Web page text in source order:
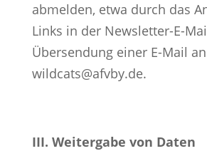
abmelden, etwa durch das
Links in der Newsletter-E-
Übersendung einer E-Mail an
wildcats@afvby.de.
III. Weitergabe von Daten